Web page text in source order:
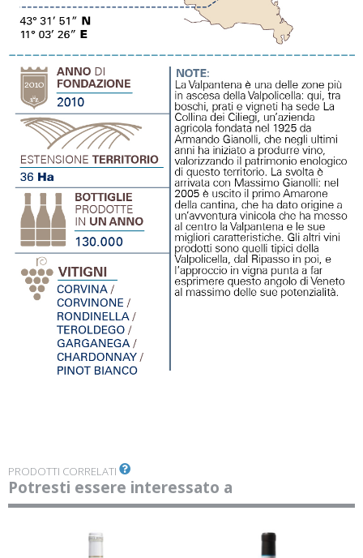
PRODOTTI CORRELATI
Potresti essere interessato a